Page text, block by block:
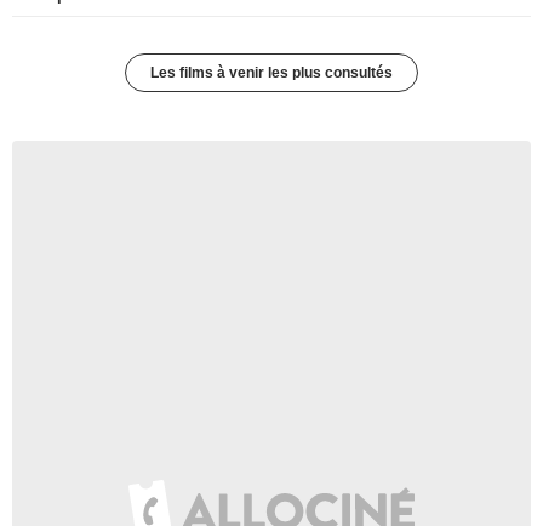
Les films à venir les plus consultés